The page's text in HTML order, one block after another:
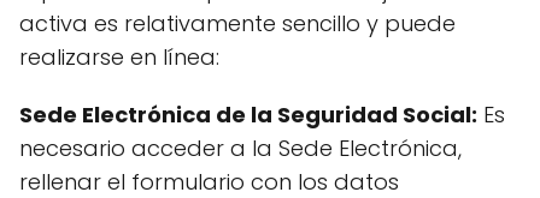
activa es relativamente sencillo y puede
realizarse en línea:
Sede Electrónica de la Seguridad Social: Es
necesario acceder a la Sede Electrónica,
rellenar el formulario con los datos